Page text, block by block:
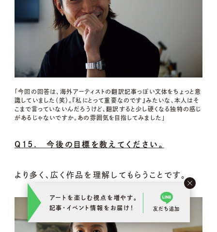
「今回の回答は、海外アーティストの翻訳記事っぽい文体をちょっと意
識していました（笑）。『私にとって重要なのです』みたいな、本人はそ
こまで言っていないんだろうけど、翻訳すると少し硬くなる独特の感じ
があるじゃないですか。あの雰囲気を目指してみました」
Q15. 今後の目標を教えてください。
より多く、広く作品を理解してもらうことです。
アートを楽しむ視点を増やす。
記事･イベント情報をお届け！
友だち追加